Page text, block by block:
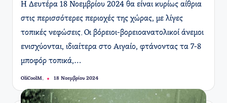
Η Δευτέρα 18 Νοεμβρίου 2024 θα είναι κυρίως αίθρια
στις περισσότερες περιοχές της χώρας, με λίγες
τοπικές νεφώσεις. Οι βόρειοι-βορειοανατολικοί άνεμοι
ενισχύονται, ιδιαίτερα στο Αιγαίο, φτάνοντας τα 7-8
μποφόρ τοπικά,…
Συγγραφέας:
OliCoolM. 18 Νοεμβρίου 2024